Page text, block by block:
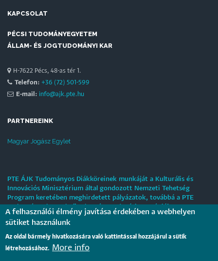
KAPCSOLAT
PÉCSI TUDOMÁNYEGYETEM
ÁLLAM- ÉS JOGTUDOMÁNYI KAR
H-7622 Pécs, 48-as tér 1.
Telefon: +36 (72) 501-599
E-mail: info@ajk.pte.hu
PARTNEREINK
Magyar Jogász Egylet
PTE ÁJK Tudományos Diákköreinek munkáját a Kulturális és
Innovációs Minisztérium által gondozott Nemzeti Tehetség
Program keretében meghirdetett pályázatok, továbbá a PTE
„Tehetségre hangolva” tehetséggondozási stratégiája
támogatják.
Tájékoztatás nyári működési rendről
2026. július 31.
A felhasználói élmény javítása érdekében a webhelyen
sütiket használunk
Az oldal bármely hivatkozására való kattintással hozzájárul a sütik
létrehozásához. More info